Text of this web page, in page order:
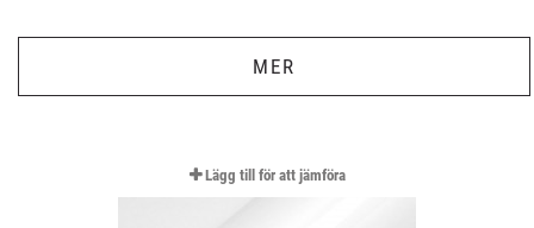
MER
Lägg till för att jämföra